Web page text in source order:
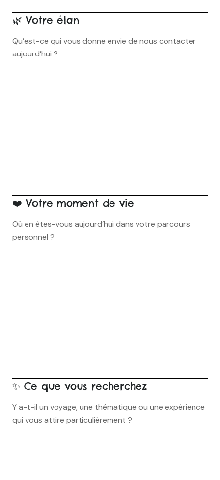
🌿 Votre élan
Qu’est-ce qui vous donne envie de nous contacter
aujourd’hui ?
❤️ Votre moment de vie
Où en êtes-vous aujourd’hui dans votre parcours
personnel ?
✨ Ce que vous recherchez
Y a-t-il un voyage, une thématique ou une expérience
qui vous attire particulièrement ?